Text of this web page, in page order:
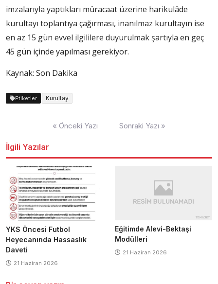
imzalarıyla yaptıkları müracaat üzerine harikulâde
kurultayı toplantıya çağırması, inanılmaz kurultayın ise
en az 15 gün evvel ilgililere duyurulmak şartıyla en geç
45 gün içinde yapılması gerekiyor.
Kaynak: Son Dakika
Etiketler Kurultay
« Önceki Yazı Sonraki Yazı »
İlgili Yazılar
YKS Öncesi Futbol
Heyecanında Hassaslık
Daveti
21 Haziran 2026
Eğitimde Alevi-Bektaşi
Modülleri
21 Haziran 2026